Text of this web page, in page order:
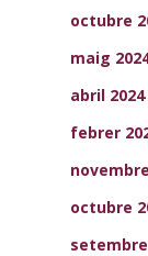
octubre
maig
abril 2024
febrer
octubre
setembre